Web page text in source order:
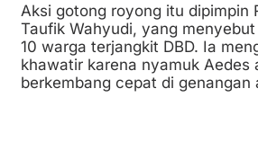
Aksi gotong royong itu dipimpin
Taufik Wahyudi, yang
10 warga terjangkit DBD. Ia
khawatir karena nyamuk Aedes
berkembang cepat di genangan